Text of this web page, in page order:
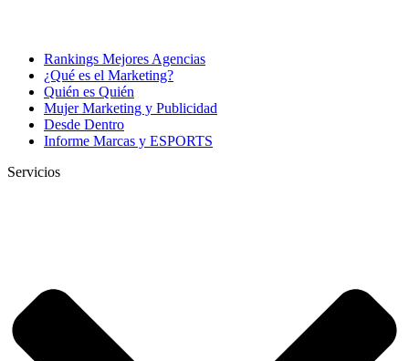
Rankings Mejores Agencias
¿Qué es el Marketing?
Quién es Quién
Mujer Marketing y Publicidad
Desde Dentro
Informe Marcas y ESPORTS
Servicios